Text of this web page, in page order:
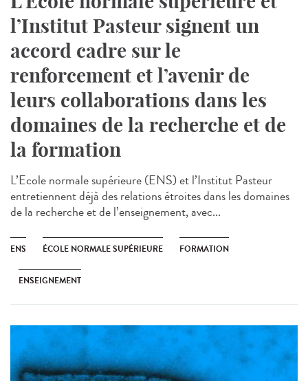
l’Institut Pasteur signent un
accord cadre sur le
renforcement et l’avenir de
leurs collaborations dans les
domaines de la recherche et de
la formation
L’Ecole normale supérieure (ENS) et l’Institut Pasteur
entretiennent déjà des relations étroites dans les domaines
de la recherche et de l’enseignement, avec...
ENS ÉCOLE NORMALE SUPÉRIEURE FORMATION
ENSEIGNEMENT